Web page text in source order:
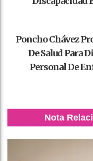
Poncho Chávez
De Salud Para
Personal De
Nota